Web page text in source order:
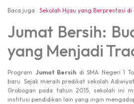
Baca juga : Sekolah Hijau yang Berprestasi di
Jumat Bersih:
yang Menjadi
Program Jumat Bersih di SMA Negeri 1
baru. Sejak meraih predikat sekolah
Grobogan pada tahun 2015, sekolah ini
institusi pendidikan lain yang ingin